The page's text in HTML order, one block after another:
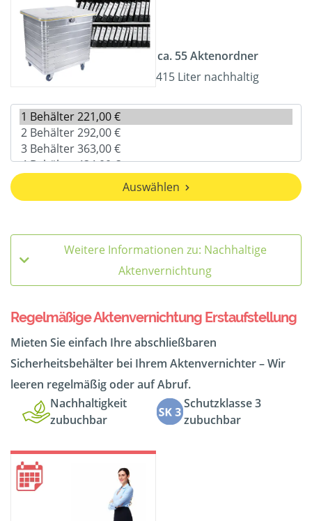
ca. 55 Aktenordner
415 Liter nachhaltig
Auswählen
Weitere Informationen zu: Nachhaltige
Aktenvernichtung
Regelmäßige Aktenvernichtung Erstaufstellung
Mieten Sie einfach Ihre abschließbaren
Sicherheitsbehälter bei Ihrem Aktenvernichter – Wir
leeren regelmäßig oder auf Abruf.
Nachhaltigkeit
zubuchbar
Schutzklasse 3
zubuchbar